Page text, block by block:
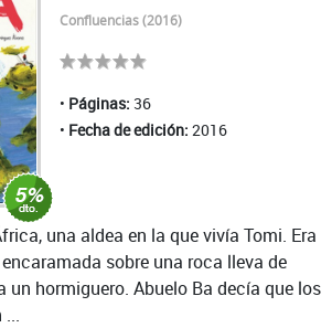
Confluencias (2016)
Páginas: 36
Fecha de edición: 2016
una aldea en la que vivía Tomi. Era
sobre una roca lleva de
un hormiguero. Abuelo Ba decía que los
...